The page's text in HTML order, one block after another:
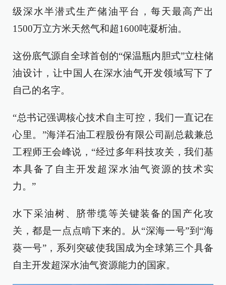
级深水半潜式生产储油平台，每天最高产出
1500万立方米天然气和超1600吨凝析油。
这份底气源自全球首创的“保温瓶内胆式”立柱储
油设计，让中国人在深水油气开发领域写下了
自己的名字。
“总书记强调核心技术自主可控，我们一直记在
心里。”海洋石油工程股份有限公司副总裁兼总
工程师王会峰说，“经过多年科技攻关，我们基
本具备了自主开发超深水油气资源的技术实
力。”
水下采油树、脐带缆等关键装备的国产化攻
关，都是一点点啃下来的。从“深海一号”到“海
葵一号”，系列突破使我国成为全球第三个具备
自主开发超深水油气资源能力的国家。